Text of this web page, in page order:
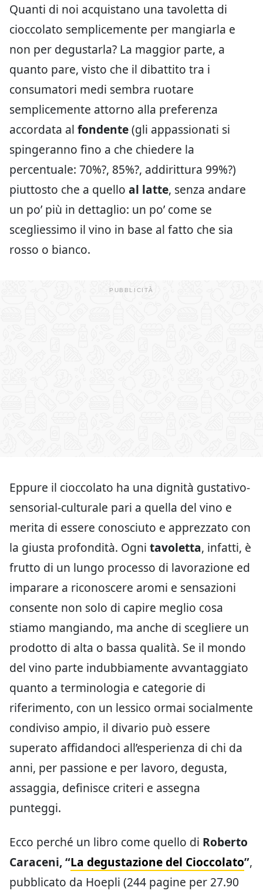
Quanti di noi acquistano una tavoletta di
cioccolato semplicemente per mangiarla e
non per degustarla? La maggior parte, a
quanto pare, visto che il dibattito tra i
consumatori medi sembra ruotare
semplicemente attorno alla preferenza
accordata al fondente(gli appassionati si
spingeranno fino a che chiedere la
percentuale: 70%?, 85%?, addirittura 99%?)
piuttosto che a quello al latte, senza andare
un po’ più in dettaglio: un po’ come se
scegliessimo il vino in base al fatto che sia
rosso o bianco.
Eppure il cioccolato ha una dignità gustativo-
sensorial-culturale pari a quella del vino e
merita di essere conosciuto e apprezzato con
la giusta profondità. Ogni tavoletta, infatti, è
frutto di un lungo processo di lavorazione ed
imparare a riconoscere aromi e sensazioni
consente non solo di capire meglio cosa
stiamo mangiando, ma anche di scegliere un
prodotto di alta o bassa qualità. Se il mondo
del vino parte indubbiamente avvantaggiato
quanto a terminologia e categorie di
riferimento, con un lessico ormai socialmente
condiviso ampio, il divario può essere
superato affidandoci all’esperienza di chi da
anni, per passione e per lavoro, degusta,
assaggia, definisce criteri e assegna
punteggi.
Ecco perché un libro come quello di Roberto
Caraceni, “La degustazione del Cioccolato”,
pubblicato da Hoepli (244 pagine per 27.90